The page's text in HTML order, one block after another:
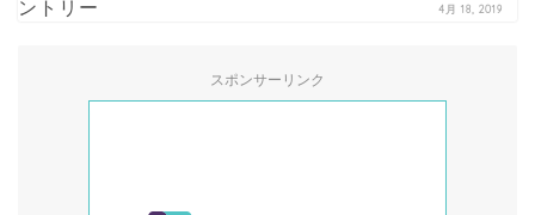
4月 18, 2019
スポンサーリンク